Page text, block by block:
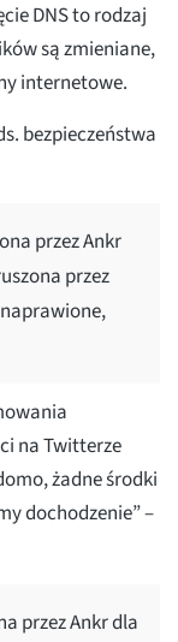
DNS to rodzaj
są zmieniane,
internetowe.
bezpieczeństwa
przez Ankr
przez
na Twitterze
żadne środki
dochodzenie” –
przez Ankr dla